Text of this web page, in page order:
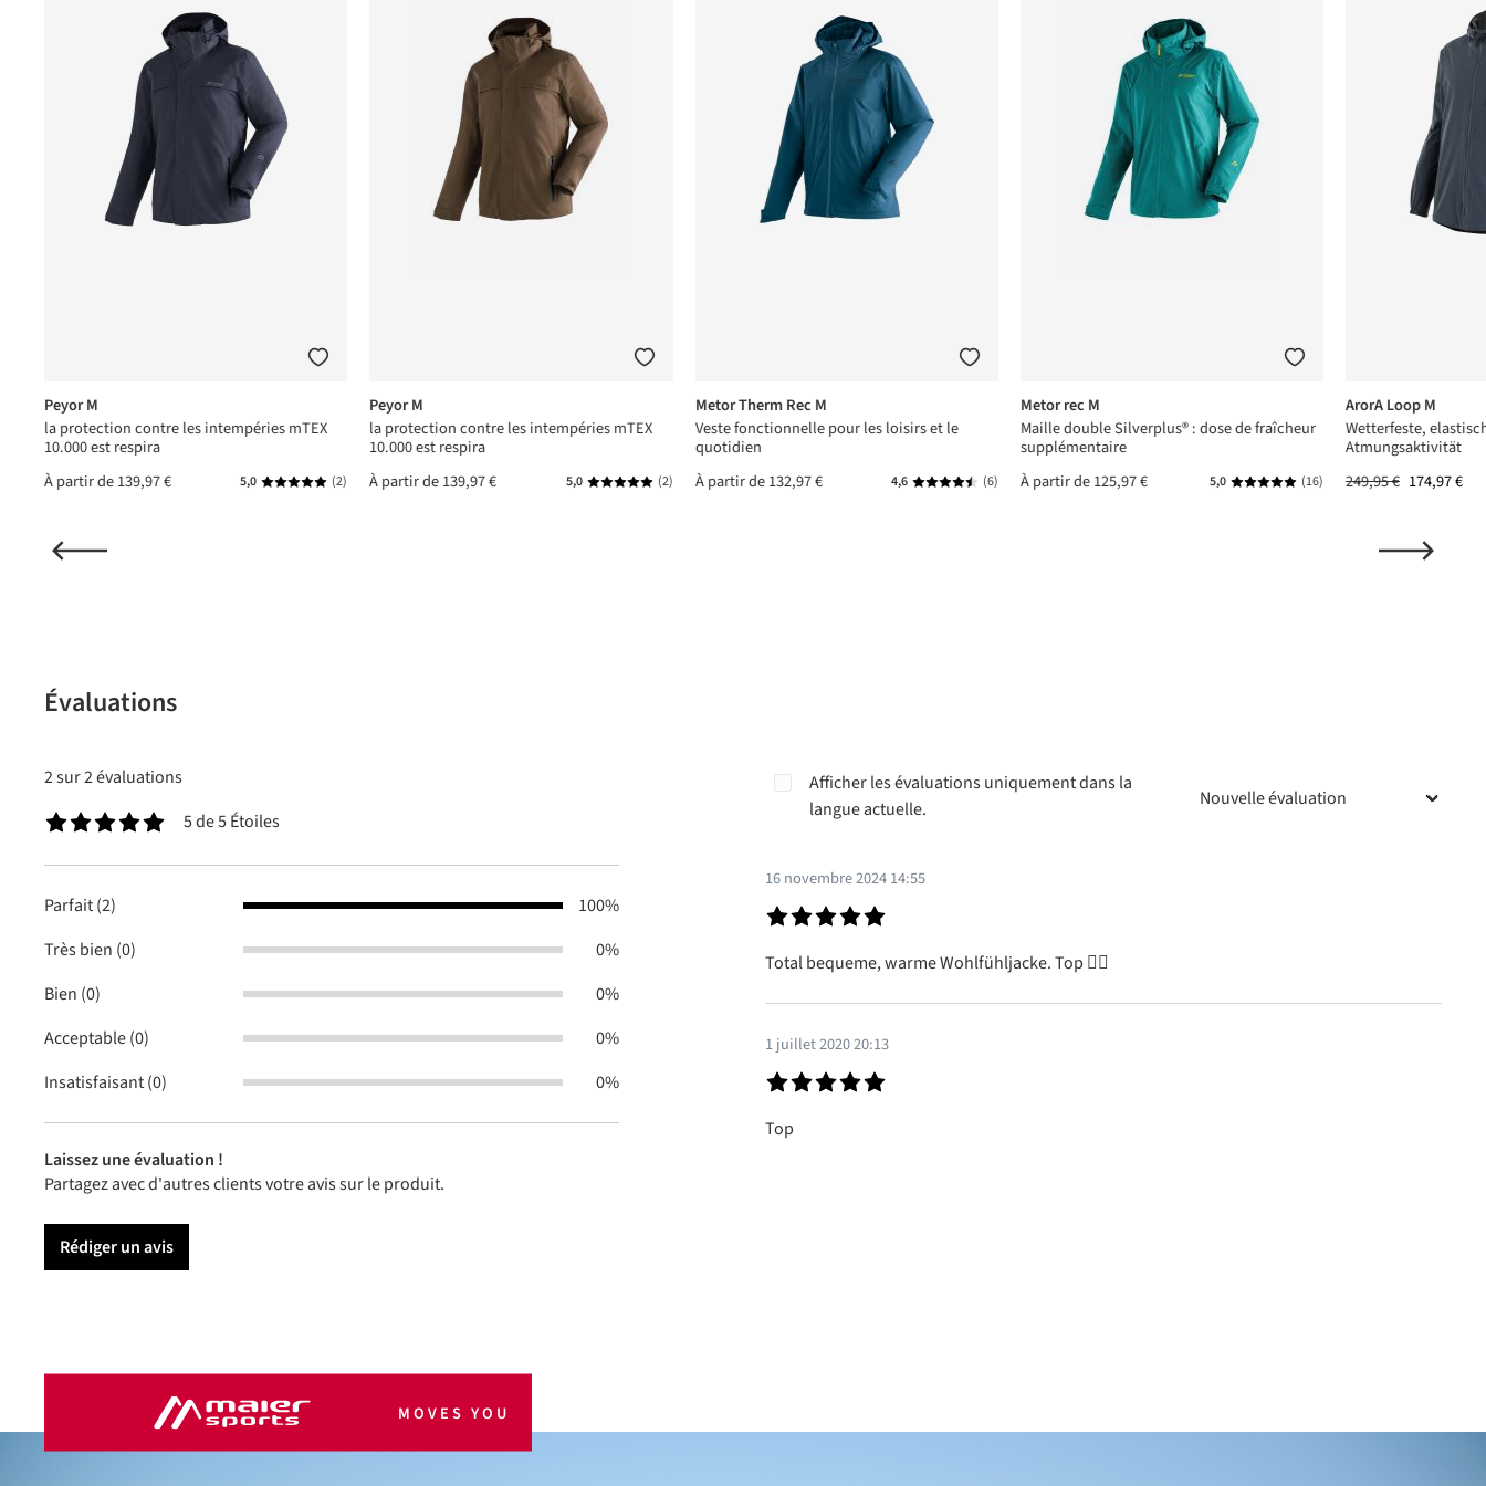
Peyor M
la protection contre les intempéries mTEX
10.000 est respira
À partir de139,97 € 5,0 Note moyenne de 5 sur 5 étoiles
(2)
Peyor M
la protection contre les intempéries mTEX
10.000 est respira
À partir de139,97 € 5,0 Note moyenne de 5 sur 5 étoiles
(2)
Metor Therm Rec M
Veste fonctionnelle pour les loisirs et le
quotidien
À partir de132,97 € 4,6 Note moyenne de 4.6 sur 5 étoiles
(6)
Metor rec M
Maille double Silverplus® : dose de fraîcheur
supplémentaire
À partir de125,97 € 5,0 Note moyenne de 5 sur 5 étoiles
(16)
ArorA Loop M
Wetterfeste,
Atmungsaktivität
249,95 € 174,97 €
Évaluations
2 sur 2 évaluations
5 de 5 Étoiles
Parfait (2)
100%
Très bien (0)
0%
Bien (0)
0%
Acceptable (0)
0%
Insatisfaisant (0)
0%
Laissez une évaluation !
Partagez avec d'autres clients votre avis sur le produit.
Rédiger un avis
Afficher les évaluations uniquement dans la
langue actuelle.
16 novembre 2024 14:55
Total bequeme, warme Wohlfühljacke. Top 👍🏼
1 juillet 2020 20:13
Top
MOVES YOU